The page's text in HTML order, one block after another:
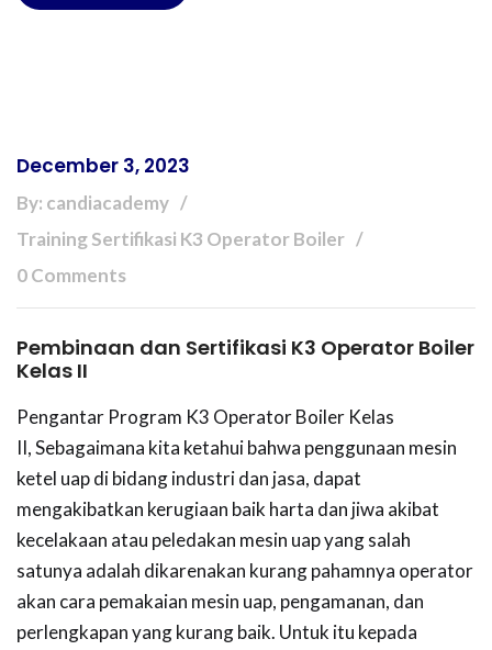
December 3, 2023
By: candiacademy
Training Sertifikasi K3 Operator Boiler
0 Comments
Pembinaan dan Sertifikasi K3 Operator Boiler
Kelas II
Pengantar Program K3 Operator Boiler Kelas
II, Sebagaimana kita ketahui bahwa penggunaan mesin
ketel uap di bidang industri dan jasa, dapat
mengakibatkan kerugiaan baik harta dan jiwa akibat
kecelakaan atau peledakan mesin uap yang salah
satunya adalah dikarenakan kurang pahamnya operator
akan cara pemakaian mesin uap, pengamanan, dan
perlengkapan yang kurang baik. Untuk itu kepada